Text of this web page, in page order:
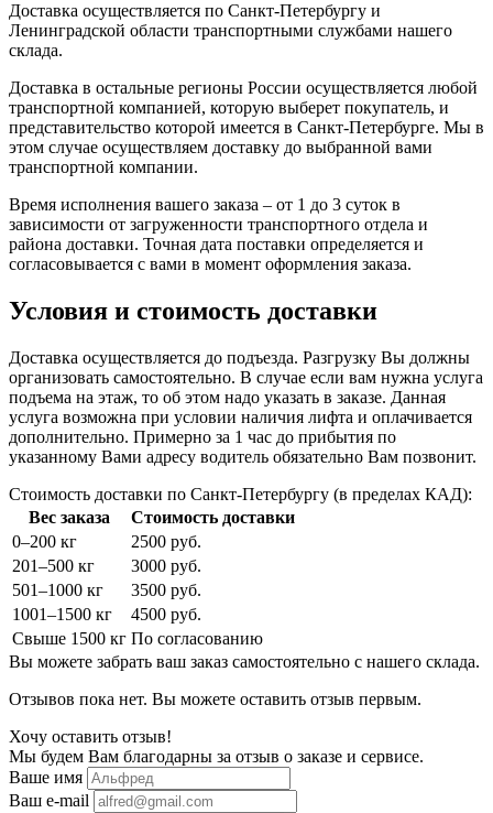
Доставка осуществляется по Санкт-Петербургу и
Ленинградской области транспортными службами нашего
склада.
Доставка в остальные регионы России осуществляется любой
транспортной компанией, которую выберет покупатель, и
представительство которой имеется в Санкт-Петербурге. Мы в
этом случае осуществляем доставку до выбранной вами
транспортной компании.
Время исполнения вашего заказа – от 1 до 3 суток в
зависимости от загруженности транспортного отдела и
района доставки. Точная дата поставки определяется и
согласовывается с вами в момент оформления заказа.
Условия и стоимость доставки
Доставка осуществляется до подъезда. Разгрузку Вы должны
организовать самостоятельно. В случае если вам нужна услуга
подъема на этаж, то об этом надо указать в заказе. Данная
услуга возможна при условии наличия лифта и оплачивается
дополнительно. Примерно за 1 час до прибытия по
указанному Вами адресу водитель обязательно Вам позвонит.
Стоимость доставки по Санкт-Петербургу (в пределах КАД):
Вес заказа
Стоимость доставки
0–200 кг
2500 руб.
201–500 кг
3000 руб.
501–1000 кг
3500 руб.
1001–1500 кг
4500 руб.
Свыше 1500 кг По согласованию
Вы можете забрать ваш заказ самостоятельно с нашего склада.
Отзывов пока нет. Вы можете оставить отзыв первым.
Хочу оставить отзыв!
Мы будем Вам благодарны за отзыв о заказе и сервисе.
Ваше имя
Ваш e-mail